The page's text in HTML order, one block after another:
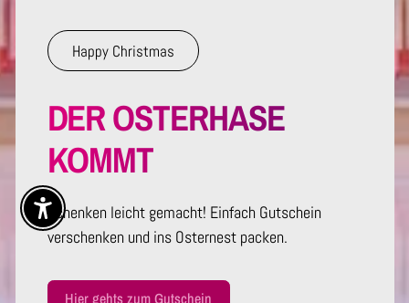
Happy Christmas
DER OSTERHASE
KOMMT
Schenken leicht gemacht! Einfach Gutschein
verschenken und ins Osternest packen.
Hier gehts zum Gutschein
Enable Accessibility